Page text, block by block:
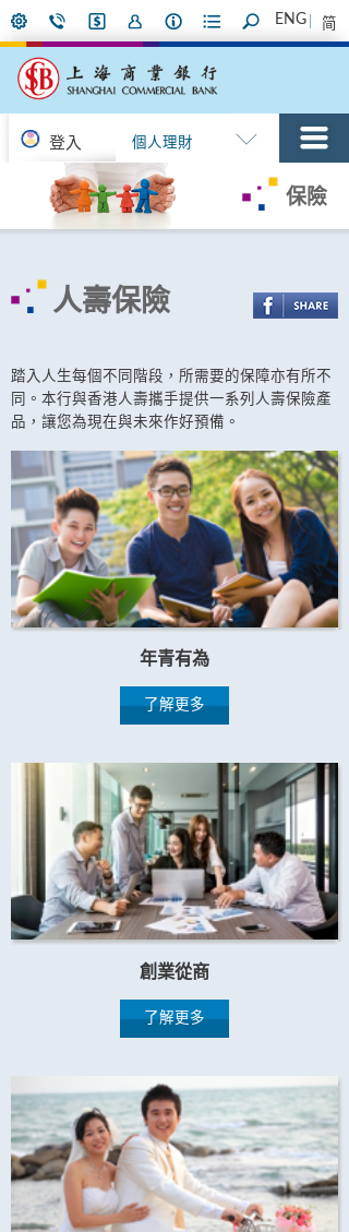
ENG 简
登入 個人理財
保險
人壽保險
踏入人生每個不同階段，所需要的保障亦有所不
同。本行與香港人壽攜手提供一系列人壽保險產
品，讓您為現在與未來作好預備。
年青有為
了解更多
創業從商
了解更多